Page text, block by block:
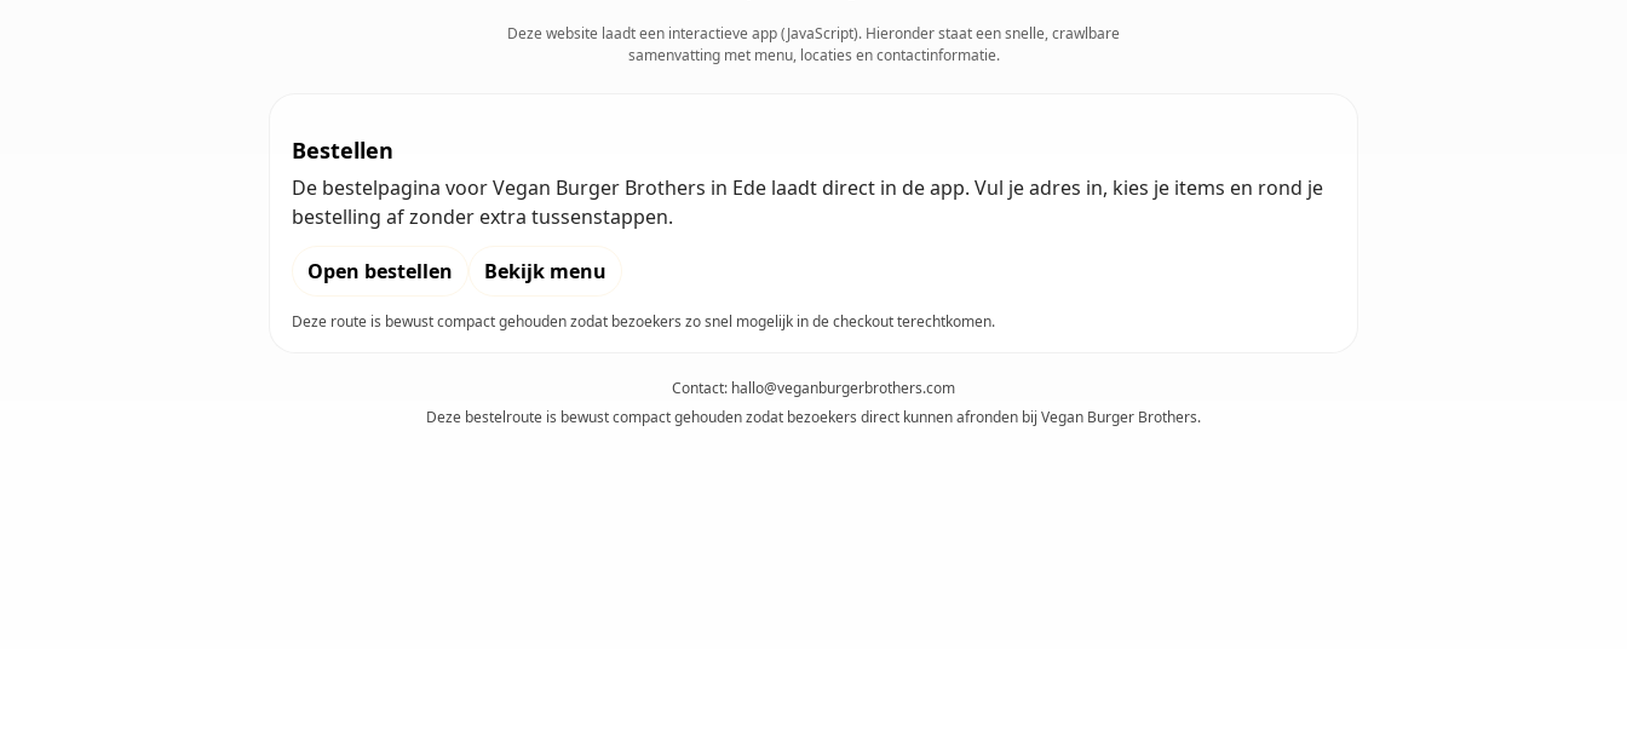
Deze website laadt een interactieve app (JavaScript). Hieronder staat een snelle, crawlbare
samenvatting met menu, locaties en contactinformatie.
Bestellen
De bestelpagina voor Vegan Burger Brothers in Ede laadt direct in de app. Vul je adres in, kies je items en rond je
bestelling af zonder extra tussenstappen.
Open bestellen Bekijk menu
Deze route is bewust compact gehouden zodat bezoekers zo snel mogelijk in de checkout terechtkomen.
Contact: hallo@veganburgerbrothers.com
Deze bestelroute is bewust compact gehouden zodat bezoekers direct kunnen afronden bij Vegan Burger Brothers.